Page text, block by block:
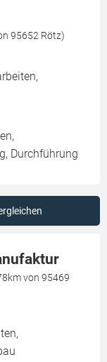
95652 Rötz)
Durchführung
von 95469